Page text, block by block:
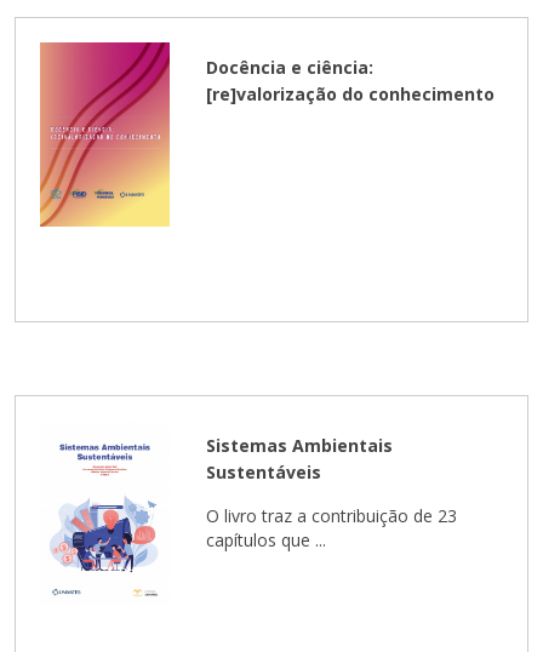
Docência e ciência:
[re]valorização do conhecimento
Sistemas Ambientais
Sustentáveis
O livro traz a contribuição de 23
capítulos que ...